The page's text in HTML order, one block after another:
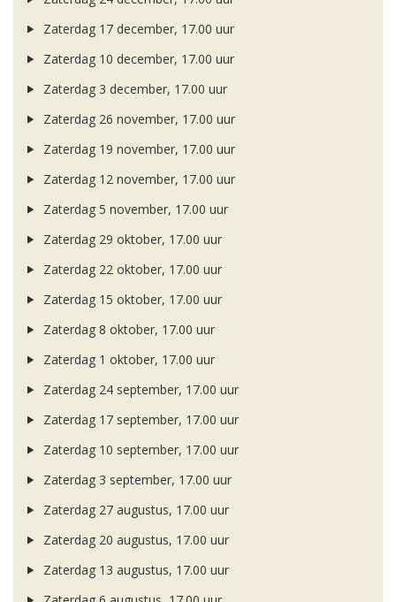
Zaterdag 17 december, 17.00 uur
Zaterdag 10 december, 17.00 uur
Zaterdag 3 december, 17.00 uur
Zaterdag 26 november, 17.00 uur
Zaterdag 19 november, 17.00 uur
Zaterdag 12 november, 17.00 uur
Zaterdag 5 november, 17.00 uur
Zaterdag 29 oktober, 17.00 uur
Zaterdag 22 oktober, 17.00 uur
Zaterdag 15 oktober, 17.00 uur
Zaterdag 8 oktober, 17.00 uur
Zaterdag 1 oktober, 17.00 uur
Zaterdag 24 september, 17.00 uur
Zaterdag 17 september, 17.00 uur
Zaterdag 10 september, 17.00 uur
Zaterdag 3 september, 17.00 uur
Zaterdag 27 augustus, 17.00 uur
Zaterdag 20 augustus, 17.00 uur
Zaterdag 13 augustus, 17.00 uur